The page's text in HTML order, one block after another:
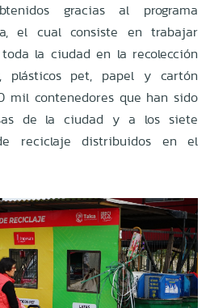
gracias al programa
el cual consiste en trabajar
la ciudad en la recolección
plásticos pet, papel y cartón
mil contenedores que han sido
de la ciudad y a los siete
reciclaje distribuidos en el